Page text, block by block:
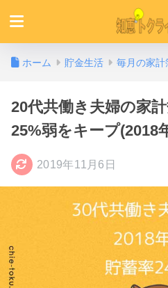
ホーム 貯金生活 毎月の家計
20代共働き夫婦の家
25%弱をキープ(2018
2019年11月6日